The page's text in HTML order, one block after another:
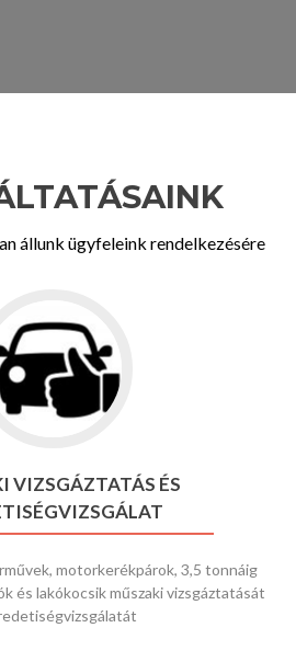
állunk ügyfeleink rendelkezésére
VIZSGÁZTATÁS ÉS
motorkerékpárok, 3,5 tonnáig
és lakókocsik műszaki vizsgáztatását